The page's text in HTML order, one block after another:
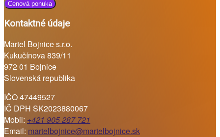
Cenová ponuka
Kontaktné údaje
Martel Bojnice s.r.o.
Kukučínova 839/11
972 01 Bojnice
Slovenská republika
IČO 47449527
IČ DPH SK2023880067
Mobil: +421 905 287 721
Email: martelbojnice@martelbojnice.sk